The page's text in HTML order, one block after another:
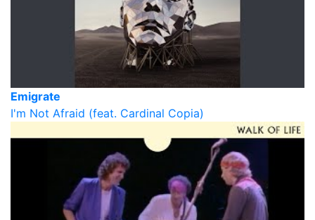
Emigrate
I'm Not Afraid (feat. Cardinal Copia)